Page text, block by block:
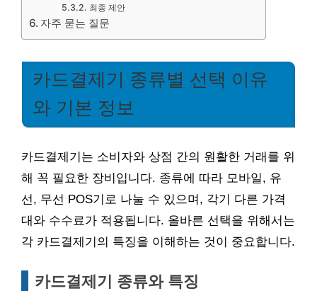
최종 제안
자주 묻는 질문
카드결제기 종류별 선택 이유
와 기본 정보
카드결제기는 소비자와 상점 간의 원활한 거래를 위
해 꼭 필요한 장비입니다. 종류에 따라 모바일, 유
선, 무선 POS기로 나눌 수 있으며, 각기 다른 가격
대와 수수료가 적용됩니다. 올바른 선택을 위해서는
각 카드결제기의 특징을 이해하는 것이 중요합니다.
카드결제기 종류와 특징